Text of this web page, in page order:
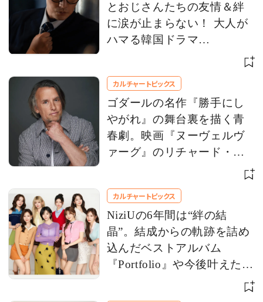
とおじさんたちの友情＆絆
に涙が止まらない！ 大人が
ハマる韓国ドラマ
【Netflix】 お盆休みにイッ
カルチャートピックス
ゴダールの名作『勝手にし
やがれ』の舞台裏を描く青
春劇。映画『ヌーヴェルヴ
ァーグ』のリチャード・リ
ンクレイター監督にインタ
カルチャートピックス
NiziUの6年間は“絆の結
晶”。結成からの軌跡を詰め
込んだベストアルバム
『Portfolio』や今後叶えたい